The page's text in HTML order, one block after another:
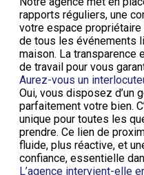
rapports réguliers, une
votre espace
de tous les événements
maison. La
de travail pour vous
Aurez-vous un
Oui, vous disposez d’un
parfaitement votre bien.
unique pour toutes les
prendre. Ce lien de
fluide, plus réactive, et
confiance, essentielle
L’agence intervient-elle